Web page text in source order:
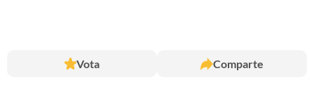
Vota Comparte